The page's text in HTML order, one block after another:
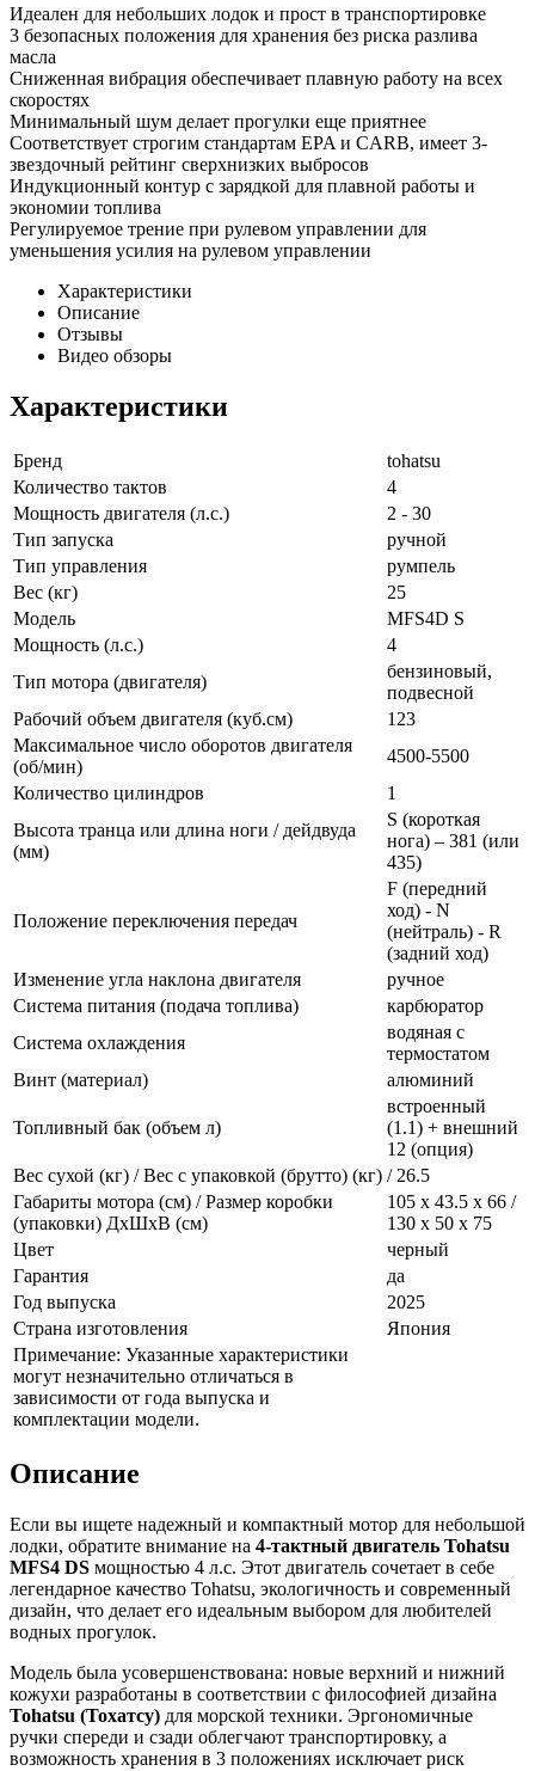
Идеален для небольших лодок и прост в транспортировке
3 безопасных положения для хранения без риска разлива
масла
Сниженная вибрация обеспечивает плавную работу на всех
скоростях
Минимальный шум делает прогулки еще приятнее
Соответствует строгим стандартам EPA и CARB, имеет 3-
звездочный рейтинг сверхнизких выбросов
Индукционный контур с зарядкой для плавной работы и
экономии топлива
Регулируемое трение при рулевом управлении для
уменьшения усилия на рулевом управлении
Характеристики
Описание
Отзывы
Видео обзоры
Характеристики
Бренд
tohatsu
Количество тактов
4
Мощность двигателя (л.с.)
2 - 30
Тип запуска
ручной
Тип управления
румпель
Вес (кг)
25
Модель
MFS4D S
Мощность (л.с.)
4
Тип мотора (двигателя)
бензиновый,
подвесной
Рабочий объем двигателя (куб.см)
123
Максимальное число оборотов двигателя
(об/мин)
4500-5500
Количество цилиндров
1
Высота транца или длина ноги / дейдвуда
(мм)
S (короткая
нога) – 381 (или
435)
Положение переключения передач
F (передний
ход) - N
(нейтраль) - R
(задний ход)
Изменение угла наклона двигателя
ручное
Система питания (подача топлива)
карбюратор
Система охлаждения
водяная с
термостатом
Винт (материал)
алюминий
Топливный бак (объем л)
встроенный
(1.1) + внешний
12 (опция)
Вес сухой (кг) / Вес с упаковкой (брутто) (кг) / 26.5
Габариты мотора (см) / Размер коробки
(упаковки) ДхШхВ (см)
105 x 43.5 x 66 /
130 x 50 x 75
Цвет
черный
Гарантия
да
Год выпуска
2025
Страна изготовления
Япония
Примечание: Указанные характеристики
могут незначительно отличаться в
зависимости от года выпуска и
комплектации модели.
Описание
Если вы ищете надежный и компактный мотор для небольшой
лодки, обратите внимание на 4-тактный двигатель Tohatsu
MFS4 DS мощностью 4 л.с. Этот двигатель сочетает в себе
легендарное качество Tohatsu, экологичность и современный
дизайн, что делает его идеальным выбором для любителей
водных прогулок.
Модель была усовершенствована: новые верхний и нижний
кожухи разработаны в соответствии с философией дизайна
Tohatsu (Тохатсу) для морской техники. Эргономичные
ручки спереди и сзади облегчают транспортировку, а
возможность хранения в 3 положениях исключает риск